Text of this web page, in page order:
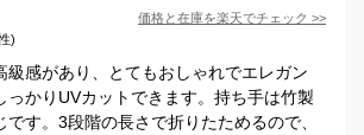
価格と在庫を楽天でチェック >>
)
級感があり、とてもおしゃれでエレガン
っかりUVカットできます。持ち手は竹製
です。3段階の長さで折りたためるので、